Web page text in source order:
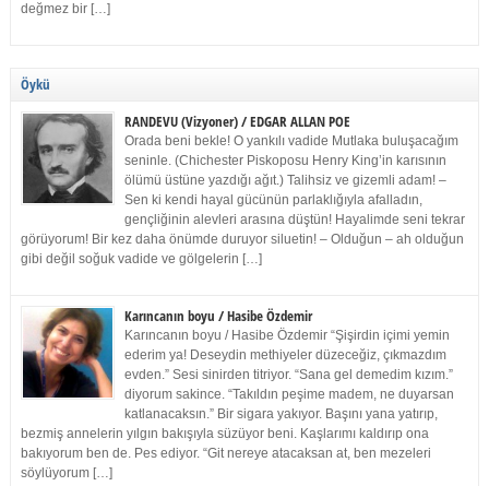
değmez bir […]
Öykü
RANDEVU (Vizyoner) / EDGAR ALLAN POE
Orada beni bekle! O yankılı vadide Mutlaka buluşacağım
seninle. (Chichester Piskoposu Henry King’in karısının
ölümü üstüne yazdığı ağıt.) Talihsiz ve gizemli adam! –
Sen ki kendi hayal gücünün parlaklığıyla afalladın,
gençliğinin alevleri arasına düştün! Hayalimde seni tekrar
görüyorum! Bir kez daha önümde duruyor siluetin! – Olduğun – ah olduğun
gibi değil soğuk vadide ve gölgelerin […]
Karıncanın boyu / Hasibe Özdemir
Karıncanın boyu / Hasibe Özdemir “Şişirdin içimi yemin
ederim ya! Deseydin methiyeler düzeceğiz, çıkmazdım
evden.” Sesi sinirden titriyor. “Sana gel demedim kızım.”
diyorum sakince. “Takıldın peşime madem, ne duyarsan
katlanacaksın.” Bir sigara yakıyor. Başını yana yatırıp,
bezmiş annelerin yılgın bakışıyla süzüyor beni. Kaşlarımı kaldırıp ona
bakıyorum ben de. Pes ediyor. “Git nereye atacaksan at, ben mezeleri
söylüyorum […]